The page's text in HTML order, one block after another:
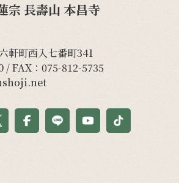
宗 長壽山 本昌寺
軒町西入七番町341
/ FAX：075-812-5735